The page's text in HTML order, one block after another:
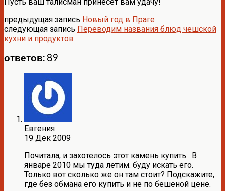
предыдущая запись Новый год в Праге
следующая запись Переводим названия блюд чешской
кухни и продуктов
ответов: 89
Евгения
19 Дек 2009
Почитала, и захотелось этот камень купить . В
январе 2010 мы туда летим. буду искать его.
Только вот сколько же он там стоит? Подскажите,
где без обмана его купить и не по бешеной цене.